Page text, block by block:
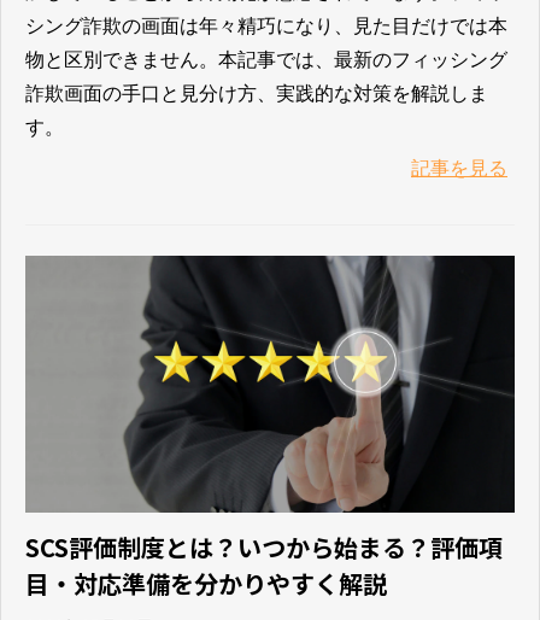
シング詐欺の画面は年々精巧になり、見た目だけでは本
物と区別できません。本記事では、最新のフィッシング
詐欺画面の手口と見分け方、実践的な対策を解説しま
す。
記事を見る
SCS評価制度とは？いつから始まる？評価項
目・対応準備を分かりやすく解説